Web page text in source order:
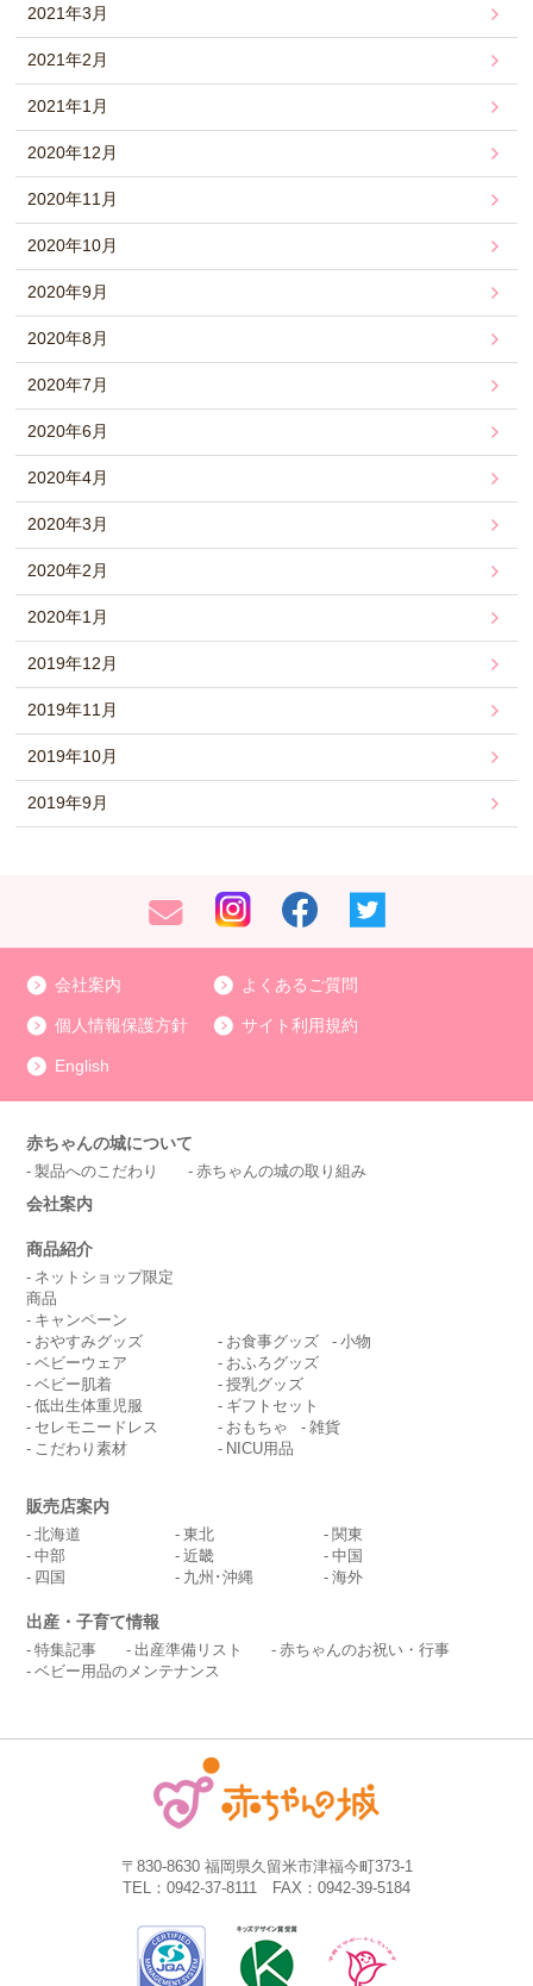
2021年3月
2021年2月
2021年1月
2020年12月
2020年11月
2020年10月
2020年9月
2020年8月
2020年7月
2020年6月
2020年4月
2020年3月
2020年2月
2020年1月
2019年12月
2019年11月
2019年10月
2019年9月
会社案内 よくあるご質問
個人情報保護方針 サイト利用規約
English
赤ちゃんの城について
製品へのこだわり 赤ちゃんの城の取り組み
会社案内
商品紹介
ネットショップ限定
商品
キャンペーン
おやすみグッズ
ベビーウェア
ベビー肌着
低出生体重児服
セレモニードレス
こだわり素材
お食事グッズ
小物
おふろグッズ
授乳グッズ
ギフトセット
おもちゃ
雑貨
NICU用品
販売店案内
北海道 東北
関東
中部
近畿
中国
四国
九州･沖縄 海外
出産・子育て情報
特集記事 出産準備リスト
赤ちゃんのお祝い・行事
ベビー用品のメンテナンス
〒830-8630 福岡県久留米市津福今町373-1
TEL：0942-37-8111 FAX：0942-39-5184